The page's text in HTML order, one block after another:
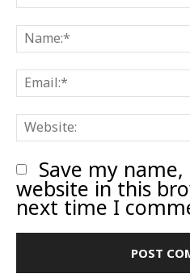
Comment:
Save my
website in this
next time I